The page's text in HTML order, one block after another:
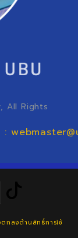
All Rights
:
กลงด้านสิทธิ์การใช้